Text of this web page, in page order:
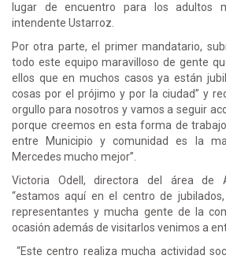
lugar de encuentro para los adultos
intendente Ustarroz.
Por otra parte, el primer mandatario,
todo este equipo maravilloso de gente
ellos que en muchos casos ya están
cosas por el prójimo y por la ciudad” y
orgullo para nosotros y vamos a seguir
porque creemos en esta forma de
entre Municipio y comunidad es la
Mercedes mucho mejor”.
Victoria Odell, directora del área de
“estamos aquí en el centro de
representantes y mucha gente de la
ocasión además de visitarlos venimos a
“Este centro realiza mucha actividad